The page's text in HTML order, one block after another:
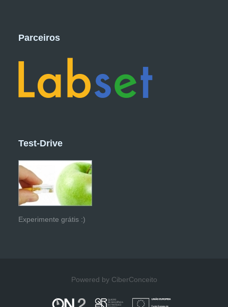
Parceiros
Test-Drive
Experimente grátis :)
Powered by CiberConceito